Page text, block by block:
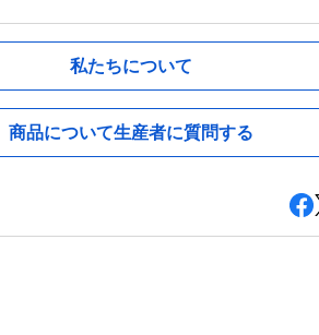
私たちについて
商品について生産者に質問する